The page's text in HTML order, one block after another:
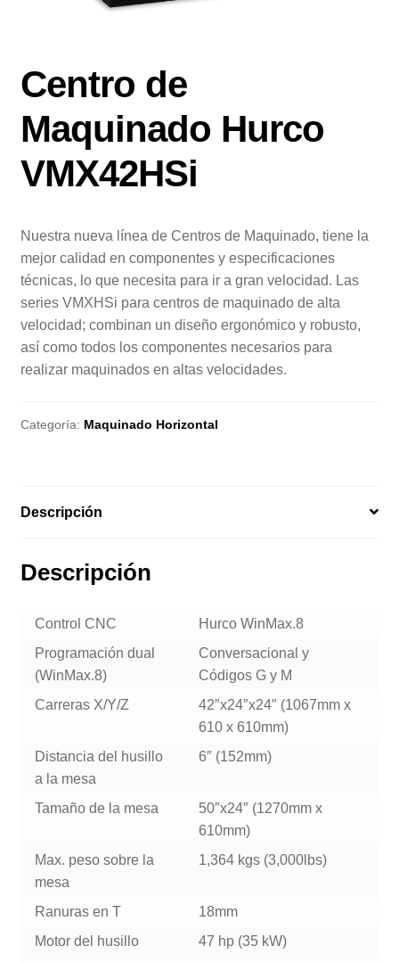
Centro de
Maquinado Hurco
VMX42HSi
Nuestra nueva línea de Centros de Maquinado, tiene la
mejor calidad en componentes y especificaciones
técnicas, lo que necesita para ir a gran velocidad. Las
series VMXHSi para centros de maquinado de alta
velocidad; combinan un diseño ergonómico y robusto,
así como todos los componentes necesarios para
realizar maquinados en altas velocidades.
Categoría: Maquinado Horizontal
Descripción
Descripción
Control CNC
Hurco WinMax.8
Programación dual
(WinMax.8)
Conversacional y
Códigos G y M
Carreras X/Y/Z
42″x24″x24″ (1067mm x
610 x 610mm)
Distancia del husillo
a la mesa
6″ (152mm)
Tamaño de la mesa
50″x24″ (1270mm x
610mm)
Max. peso sobre la
mesa
1,364 kgs (3,000lbs)
Ranuras en T
18mm
Motor del husillo
47 hp (35 kW)